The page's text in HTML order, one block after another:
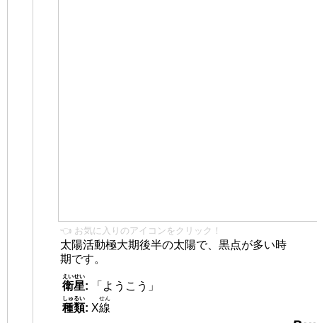
👈 お気に入りのアイコンをクリック！
太陽活動極大期後半の太陽で、黒点が多い時
期です。
衛星
えいせい
:
「ようこう」
種類
しゅるい
: X線
せん